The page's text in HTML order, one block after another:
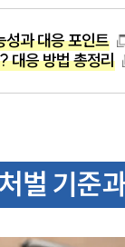
성과 대응 포인트
대응 방법 총정리
벌 기준